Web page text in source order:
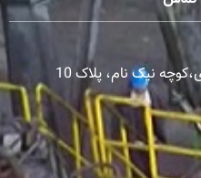
نیک نام، پلاک 10